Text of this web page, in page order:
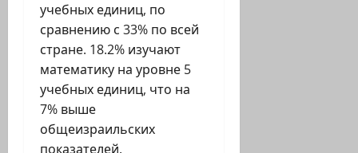
учебных единиц, по
сравнению с 33% по всей
стране. 18.2% изучают
математику на уровне 5
учебных единиц, что на
7% выше
общеизраильских
показателей.